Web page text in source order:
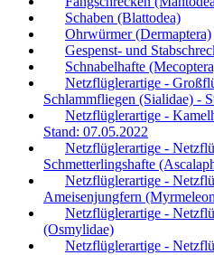
Schaben (Blattodea)
Ohrwürmer (Dermaptera)
Gespenst- und
Schnabelhafte
Netzflüglerartige -
Schlammfliegen (Sialidae) -
Netzflüglerartige -
Stand: 07.05.2022
Netzflüglerartige -
Schmetterlingshafte
Netzflüglerartige -
Ameisenjungfern
Netzflüglerartige -
(Osmylidae)
Netzflüglerartige -